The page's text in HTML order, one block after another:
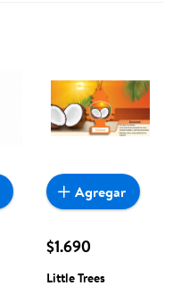
$1.690
Little Trees
Agregar